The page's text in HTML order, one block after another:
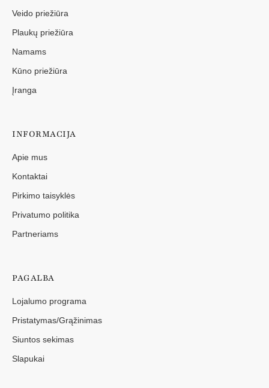
Veido priežiūra
Plaukų priežiūra
Namams
Kūno priežiūra
Įranga
INFORMACIJA
Apie mus
Kontaktai
Pirkimo taisyklės
Privatumo politika
Partneriams
PAGALBA
Lojalumo programa
Pristatymas/Grąžinimas
Siuntos sekimas
Slapukai